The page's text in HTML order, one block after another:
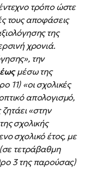
τρόπο ώστε
τους αποφάσεις
της
χρονιά.
την
μέσω της
11) «οι σχολικές
απολογισμό,
«στην
σχολικής
σχολικό έτος, με
τετράβαθμη
3 της παρούσας)